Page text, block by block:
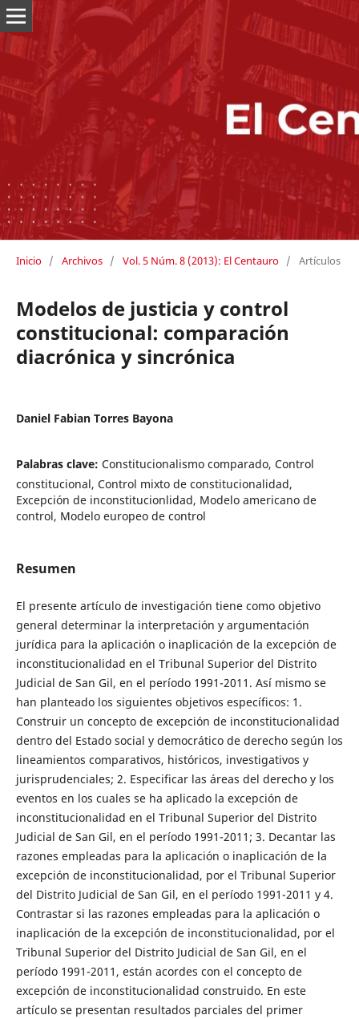
Inicio / Archivos / Vol. 5 Núm. 8 (2013): El Centauro / Artículos
Modelos de justicia y control
constitucional: comparación
diacrónica y sincrónica
Daniel Fabian Torres Bayona
Palabras clave: Constitucionalismo comparado, Control
constitucional, Control mixto de constitucionalidad,
Excepción de inconstitucionlidad, Modelo americano de
control, Modelo europeo de control
Resumen
El presente artículo de investigación tiene como objetivo
general determinar la interpretación y argumentación
jurídica para la aplicación o inaplicación de la excepción de
inconstitucionalidad en el Tribunal Superior del Distrito
Judicial de San Gil, en el período 1991-2011. Así mismo se
han planteado los siguientes objetivos específicos: 1.
Construir un concepto de excepción de inconstitucionalidad
dentro del Estado social y democrático de derecho según los
lineamientos comparativos, históricos, investigativos y
jurisprudenciales; 2. Especificar las áreas del derecho y los
eventos en los cuales se ha aplicado la excepción de
inconstitucionalidad en el Tribunal Superior del Distrito
Judicial de San Gil, en el período 1991-2011; 3. Decantar las
razones empleadas para la aplicación o inaplicación de la
excepción de inconstitucionalidad, por el Tribunal Superior
del Distrito Judicial de San Gil, en el período 1991-2011 y 4.
Contrastar si las razones empleadas para la aplicación o
inaplicación de la excepción de inconstitucionalidad, por el
Tribunal Superior del Distrito Judicial de San Gil, en el
período 1991-2011, están acordes con el concepto de
excepción de inconstitucionalidad construido. En este
artículo se presentan resultados parciales del primer